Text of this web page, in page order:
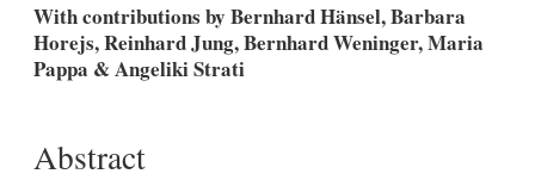
With contributions by Bernhard Hänsel, Barbara
Horejs, Reinhard Jung, Bernhard Weninger, Maria
Pappa & Angeliki Strati
Αbstract